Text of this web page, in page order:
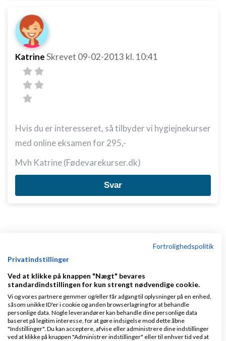
KatrineSkrevet 09-02-2013 kl. 10:41
Hvis du er interesseret, så tilbyder vi hygiejnekurser
med online eksamen for 295,-
Mvh Katrine (Fødevarekurser.dk)
Svar
Hvordan starter jeg selvstændig virksomhed?
Emner
Fortrolighedspolitik
Privatindstillinger
Ved at klikke på knappen "Nægt" bevares
standardindstillingen for kun strengt nødvendige cookie.
Vi og vores partnere gemmer og/eller får adgang til oplysninger på en enhed,
såsom unikke ID'er i cookie og anden browserlagring for at behandle
personlige data. Nogle leverandører kan behandle dine personlige data
baseret på legitim interesse, for at gøre indsigelse mod dette åbne
"Indstillinger". Du kan acceptere, afvise eller administrere dine indstillinger
ved at klikke på knappen "Administrer indstillinger" eller til enhver tid ved at